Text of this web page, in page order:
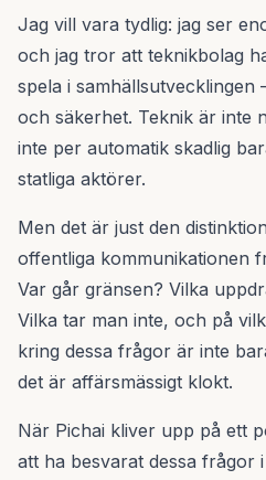
Jag vill vara tydlig: jag ser
och jag tror att teknikbolag
spela i samhällsutvecklingen
och säkerhet. Teknik är inte
inte per automatik skadlig
statliga aktörer.
Men det är just den
offentliga kommunikationen
Var går gränsen? Vilka
Vilka tar man inte, och på
kring dessa frågor är inte
det är affärsmässigt klokt.
När Pichai kliver upp på ett
att ha besvarat dessa frågor